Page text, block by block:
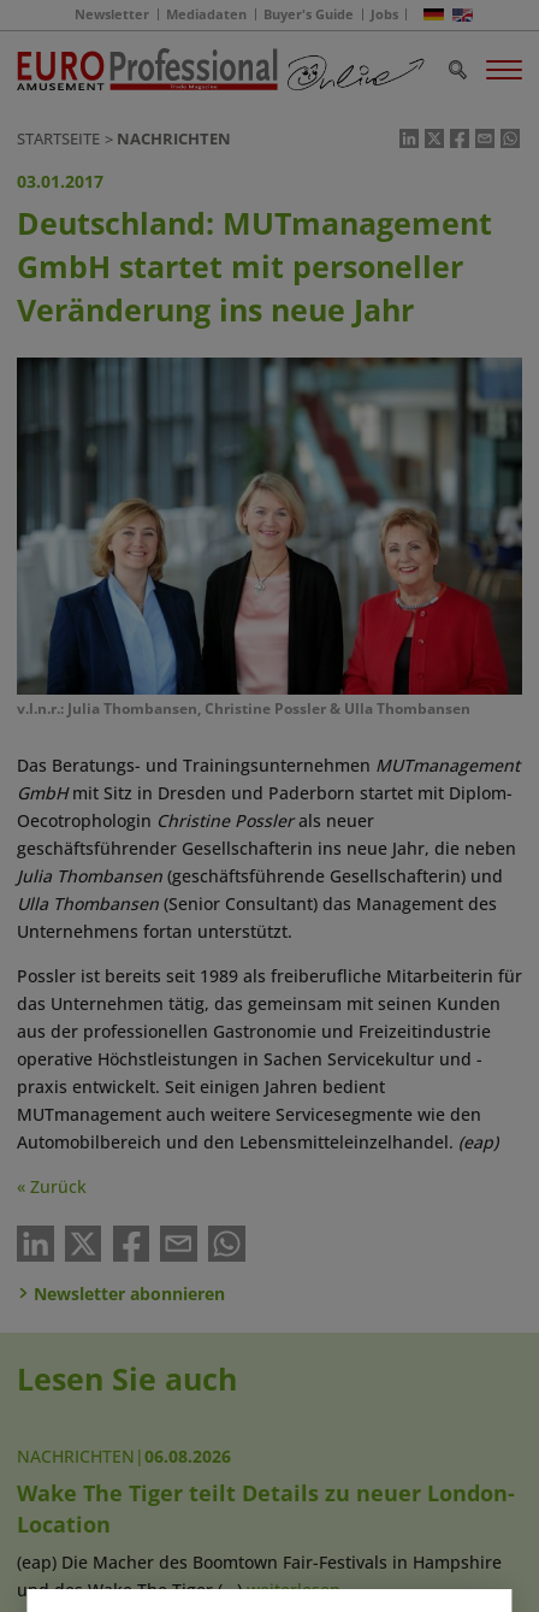
Newsletter Mediadaten Buyer's Guide Jobs
STARTSEITE NACHRICHTEN
03.01.2017
Deutschland: MUTmanagement
GmbH startet mit personeller
Veränderung ins neue Jahr
v.l.n.r.: Julia Thombansen, Christine Possler & Ulla Thombansen
Das Beratungs- und Trainingsunternehmen MUTmanagement
GmbHmit Sitz in Dresden und Paderborn startet mit Diplom-
Oecotrophologin Christine Posslerals neuer
geschäftsführender Gesellschafterin ins neue Jahr, die neben
Julia Thombansen (geschäftsführende Gesellschafterin) und
Ulla Thombansen (Senior Consultant) das Management des
Unternehmens fortan unterstützt.
Possler ist bereits seit 1989 als freiberufliche Mitarbeiterin für
das Unternehmen tätig, das gemeinsam mit seinen Kunden
aus der professionellen Gastronomie und Freizeitindustrie
operative Höchstleistungen in Sachen Servicekultur und -
praxis entwickelt. Seit einigen Jahren bedient
MUTmanagement auch weitere Servicesegmente wie den
Automobilbereich und den Lebensmitteleinzelhandel. (eap)
« Zurück
Newsletter abonnieren
Lesen Sie auch
NACHRICHTEN |06.08.2026
Wake The Tiger teilt Details zu neuer London-
Location
(eap) Die Macher des Boomtown Fair-Festivals in Hampshire
und des Wake The Tiger (...)weiterlesen